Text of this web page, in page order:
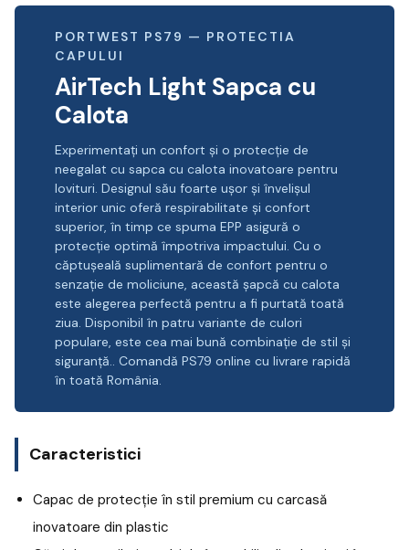
PORTWEST PS79 — PROTECTIA
CAPULUI
AirTech Light Sapca cu
Calota
Experimentați un confort și o protecție de
neegalat cu sapca cu calota inovatoare pentru
lovituri. Designul său foarte ușor și învelișul
interior unic oferă respirabilitate și confort
superior, în timp ce spuma EPP asigură o
protecție optimă împotriva impactului. Cu o
căptușeală suplimentară de confort pentru o
senzație de moliciune, această șapcă cu calota
este alegerea perfectă pentru a fi purtată toată
ziua. Disponibil în patru variante de culori
populare, este cea mai bună combinație de stil și
siguranță.. Comandă PS79 online cu livrare rapidă
în toată România.
Caracteristici
Capac de protecție în stil premium cu carcasă
inovatoare din plastic